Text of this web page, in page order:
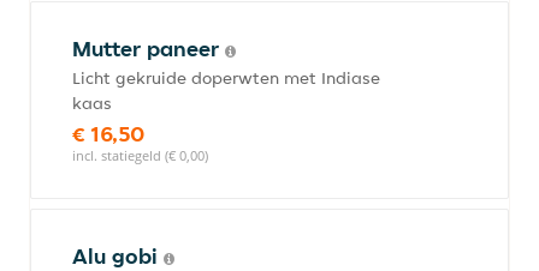
Mutter paneer
Licht gekruide doperwten met Indiase
kaas
€ 16,50
incl. statiegeld (€ 0,00)
Alu gobi